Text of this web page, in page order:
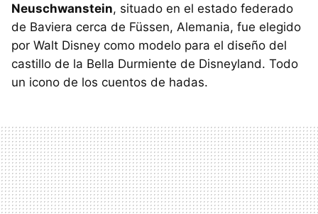
Neuschwanstein, situado en el estado federado
de Baviera cerca de Füssen, Alemania, fue elegido
por Walt Disney como modelo para el diseño del
castillo de la Bella Durmiente de Disneyland. Todo
un icono de los cuentos de hadas.